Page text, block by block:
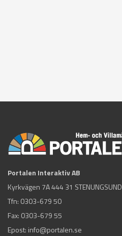
Portalen Interaktiv AB
Kyrkvägen 7A 444 31 STENUNGSUND
Tfn: 0303-679 50
Fax: 0303-679 55
Epost: info@portalen.se